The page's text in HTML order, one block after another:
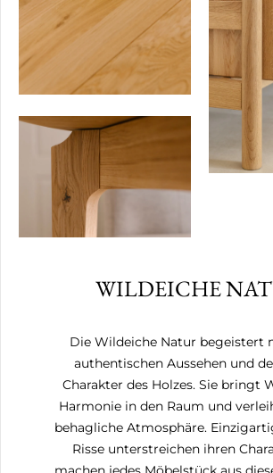
WILDEICHE
Die Wildeiche Natur begeistert
authentischen Aussehen und
Charakter des Holzes. Sie bringt
Harmonie in den Raum und
behagliche Atmosphäre.
Risse unterstreichen ihren